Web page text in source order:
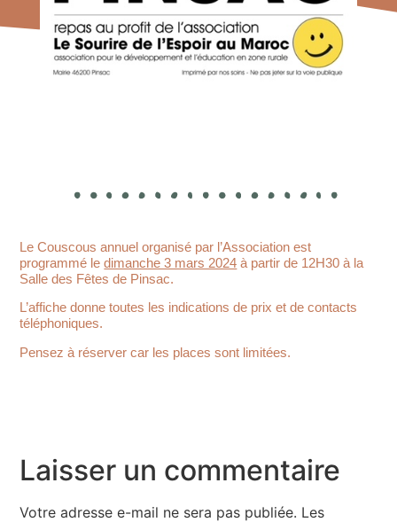
Le Couscous annuel organisé par l’Association est
programmé ledimanche 3 mars 2024 à partir de 12H30 à la
Salle des Fêtes de Pinsac.
L’affiche donne toutes les indications de prix et de contacts
téléphoniques.
Pensez à réserver car les places sont limitées.
Laisser un commentaire
Votre adresse e-mail ne sera pas publiée. Les